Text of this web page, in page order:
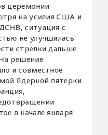
церемонии
на усилия США и
ситуация с
не улучшилась
стрелки дальше
решение
и совместное
Ядерной пятерки
в начале января